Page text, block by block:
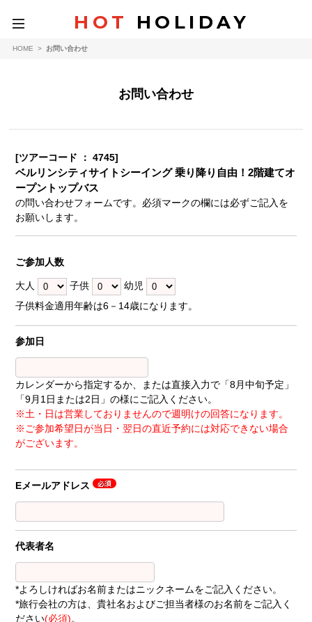
toggle
navigation
HOT HOLIDAY
HOME > お問い合わせ
お問い合わせ
[ツアーコード ： 4745]
ベルリンシティサイトシーイング 乗り降り自由！2階建てオ
ープントップバス
の問い合わせフォームです。必須マークの欄には必ずご記入を
お願いします。
ご参加人数
大人 子供
幼児
子供料金適用年齢は6－14歳になります。
参加日
カレンダーから指定するか、または直接入力で「8月中旬予定」
「9月1日または2日」の様にご記入ください。
※土・日は営業しておりませんので週明けの回答になります。
※ご参加希望日が当日・翌日の直近予約には対応できない場合
がございます。
Eメールアドレス
代表者名
*よろしければお名前またはニックネームをご記入ください。
*旅行会社の方は、貴社名およびご担当者様のお名前をご記入く
ださい(必須)。